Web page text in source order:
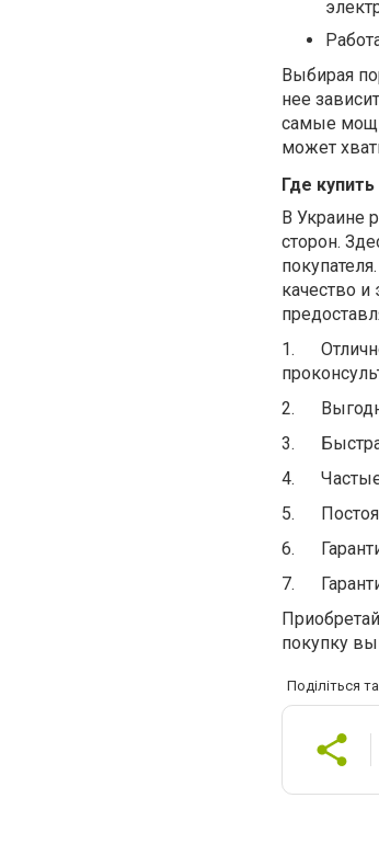
Выбирая
нее
самые
может
Где
В Украине
сторон.
качество
1.
2.
3.
4.
5.
6.
7.
покупку
Поділіться